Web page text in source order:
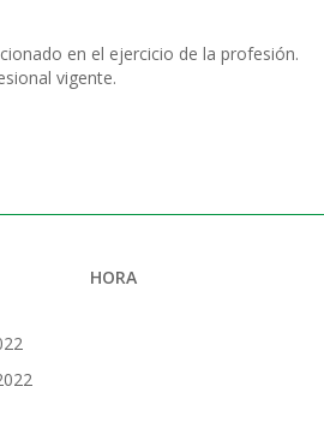
en el ejercicio de la profesión.
vigente.
HORA